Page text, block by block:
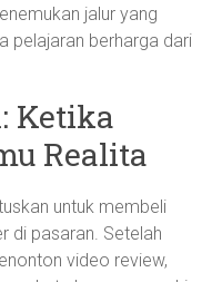
jalur yang
pelajaran berharga dari
Ketika
Realita
untuk membeli
di pasaran. Setelah
video review,